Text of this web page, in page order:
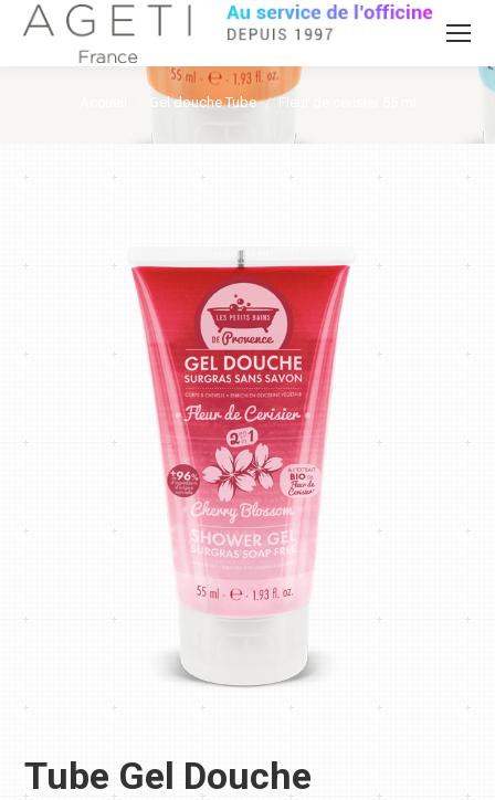
Vous êtes ici :
Gel douche Tube Fleur de cerisier 55 ml
Tube Gel Douche